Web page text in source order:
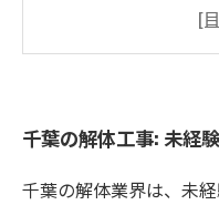
アを築こう
千葉の解体工事: 未経
千葉の解体業界は、未